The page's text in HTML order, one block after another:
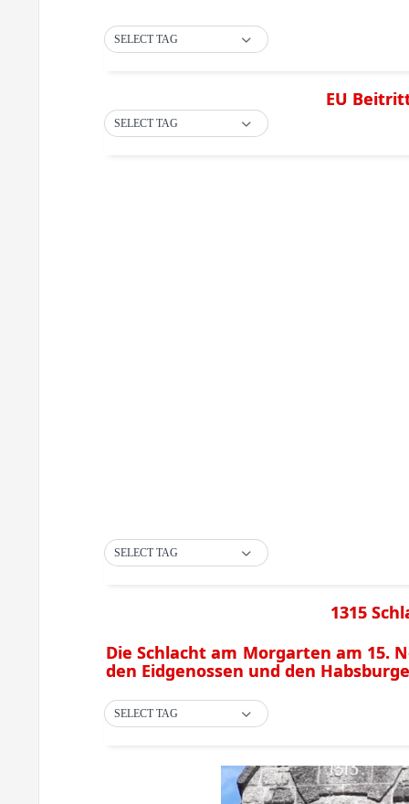
SELECT TAG
EU
SELECT TAG
SELECT TAG
1315
Die Schlacht am Morgarten am 15.
den Eidgenossen und den
SELECT TAG